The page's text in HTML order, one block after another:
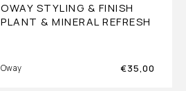
OWAY STYLING & FINISH
PLANT & MINERAL REFRESH
Oway €35,00